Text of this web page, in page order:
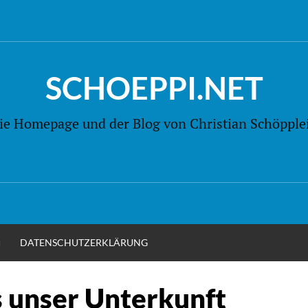
SCHOEPPI.NET
Homepage und der Blog von Christian
DATENSCHUTZERKLÄRUNG
unser Unterkunft